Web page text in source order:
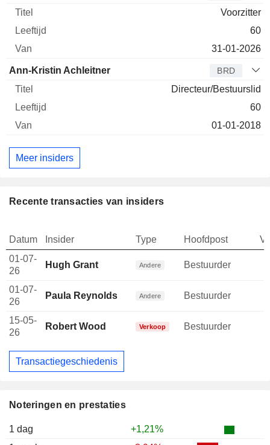
Noteringen en prestaties
1 dag
+1,21%
Voorzitter
60
31-01-2026
Ann-Kristin Achleitner BRD
Directeur/Bestuurslid
60
01-01-2018
Meer insiders
Recente transacties van insiders
Datum Insider Type Hoofdpost
01-07-
26
Hugh Grant Andere Bestuurder
01-07-
26
Paula Reynolds Andere Bestuurder
15-05-
26
Robert Wood Verkoop Bestuurder
Transactiegeschiedenis